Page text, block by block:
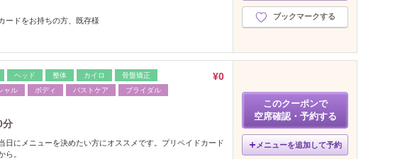
ードをお持ちの方、既存様 ブックマークする
ヘッド 整体 カイロ
骨盤矯正
ャル ボディ バストケア
ブライダル
¥0
分
日にメニューを決めたい方にオススメです。プリペイドカード
ら。
このクーポンで
空席確認・予約する
メニューを追加して予約